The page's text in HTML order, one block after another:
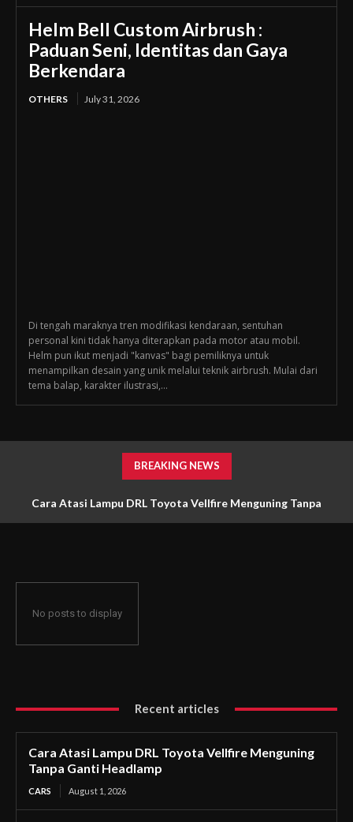
Helm Bell Custom Airbrush :
Paduan Seni, Identitas dan Gaya
Berkendara
OTHERS July 31, 2026
Di tengah maraknya tren modifikasi kendaraan, sentuhan
personal kini tidak hanya diterapkan pada motor atau mobil.
Helm pun ikut menjadi "kanvas" bagi pemiliknya untuk
menampilkan desain yang unik melalui teknik airbrush. Mulai dari
tema balap, karakter ilustrasi,...
BREAKING NEWS
Cara Atasi Lampu DRL Toyota Vellfire Menguning Tanpa
No posts to display
Recent articles
Cara Atasi Lampu DRL Toyota Vellfire Menguning
Tanpa Ganti Headlamp
CARS August 1, 2026